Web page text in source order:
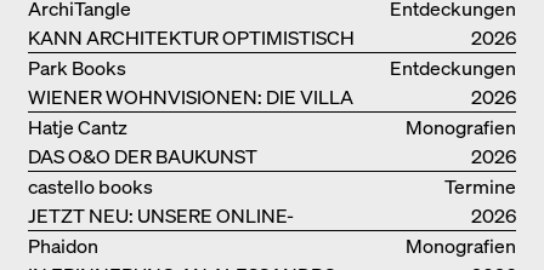
MONOGRAFIE
Entdeckungen
KANN ARCHITEKTUR OPTIMISTISCH
SEIN?
ArchiTangle
2026
Entdeckungen
WIENER WOHNVISIONEN: DIE VILLA
REZEK
Park Books
2026
Monografien
DAS O&O DER BAUKUNST
Hatje Cantz
2026
Termine
JETZT NEU: UNSERE ONLINE-
BUCHHANDLUNG
castello books
2026
Monografien
Phaidon